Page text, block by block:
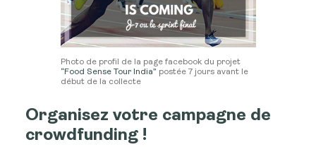
Photo de profil de la page facebook du projet
“Food Sense Tour India” postée 7 jours avant le
début de la collecte
Organisez votre campagne de
crowdfunding !